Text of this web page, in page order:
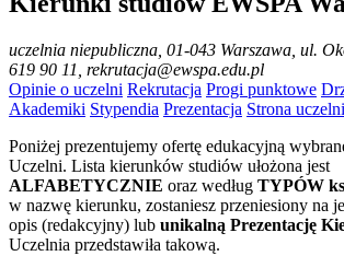
uczelnia niepubliczna , 01-043 Warszawa, ul.
619 90 11, rekrutacja@ewspa.edu.pl
Opinie o uczelni Rekrutacja Progi punktowe
Akademiki Stypendia Prezentacja Strona uczelni
Poniżej prezentujemy ofertę edukacyjną
Uczelni. Lista kierunków studiów ułożona jest
ALFABETYCZNIE oraz według TYPÓW
w nazwę kierunku, zostaniesz przeniesiony na
opis (redakcyjny) lub unikalną Prezentację
Uczelnia przedstawiła takową.